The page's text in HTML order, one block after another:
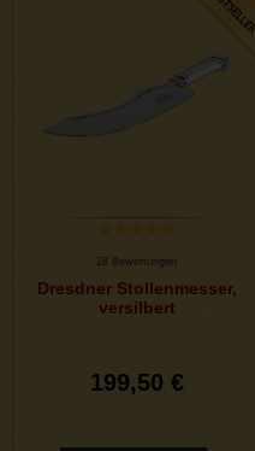
28 Bewertungen
Dresdner Stollenmesser,
versilbert
199,50 €